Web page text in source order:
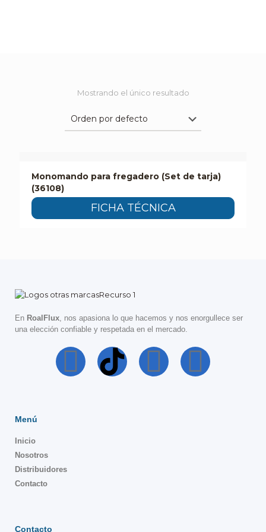
Mostrando el único resultado
Monomando para fregadero (Set de tarja)
(36108)
FICHA TÉCNICA
En RoalFlux, nos apasiona lo que hacemos y nos enorgullece ser
una elección confiable y respetada en el mercado.
Menú
Inicio
Nosotros
Distribuidores
Contacto
Contacto